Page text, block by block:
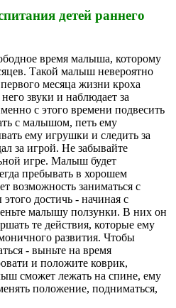
детей раннего
время малыша, которому
Такой малыш невероятно
месяца жизни кроха
звуки и наблюдает за
с этого времени подвесить
с малышом, петь ему
ему игрушки и следить за
за игрой. Не забывайте
игре. Малыш будет
пребывать в хорошем
возможность заниматься с
достичь - начиная с
малышу ползунки. В них он
те действия, которые ему
развития. Чтобы
- выньте на время
и положите коврик,
сможет лежать на спине, ему
положение, подниматься,